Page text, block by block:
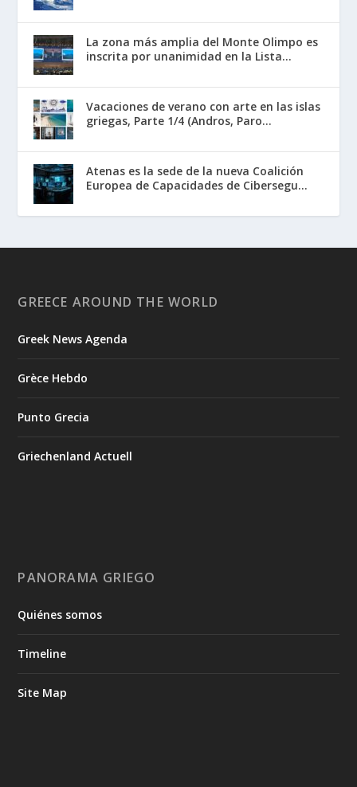
La zona más amplia del Monte Olimpo es
inscrita por unanimidad en la Lista...
Vacaciones de verano con arte en las islas
griegas, Parte 1/4 (Andros, Paro...
Atenas es la sede de la nueva Coalición
Europea de Capacidades de Cibersegu...
GREECE AROUND THE WORLD
Greek News Agenda
Grèce Hebdo
Punto Grecia
Griechenland Actuell
PANORAMA GRIEGO
Quiénes somos
Timeline
Site Map